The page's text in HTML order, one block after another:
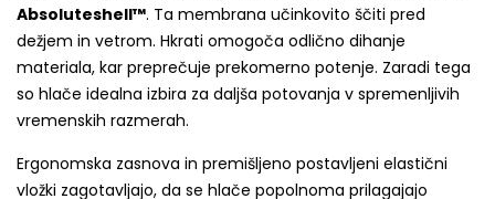
Absoluteshell™. Ta membrana učinkovito ščiti pred
dežjem in vetrom. Hkrati omogoča odlično dihanje
materiala, kar preprečuje prekomerno potenje. Zaradi tega
so hlače idealna izbira za daljša potovanja v spremenljivih
vremenskih razmerah.
Ergonomska zasnova in premišljeno postavljeni elastični
vložki zagotavljajo, da se hlače popolnoma prilagajajo